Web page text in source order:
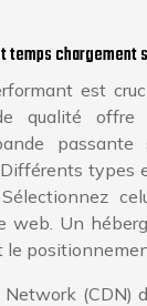
temps chargement
est
qualité offre
types
web. Un
le
(CDN)